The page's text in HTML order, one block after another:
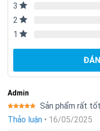
3
2
1
Admin
hạng5 5
Sản phẩm rất
Thảo luận • 16/05/2025